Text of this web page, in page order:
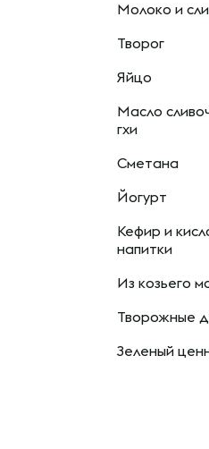
Молоко и
Творог
Яйцо
Масло
гхи
Сметана
Йогурт
Кефир и
напитки
Из козьего
Творожные
Зеленый